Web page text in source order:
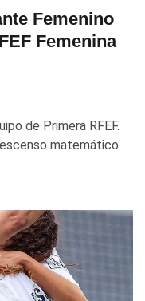
Femenino
Femenina
de Primera RFEF.
matemático